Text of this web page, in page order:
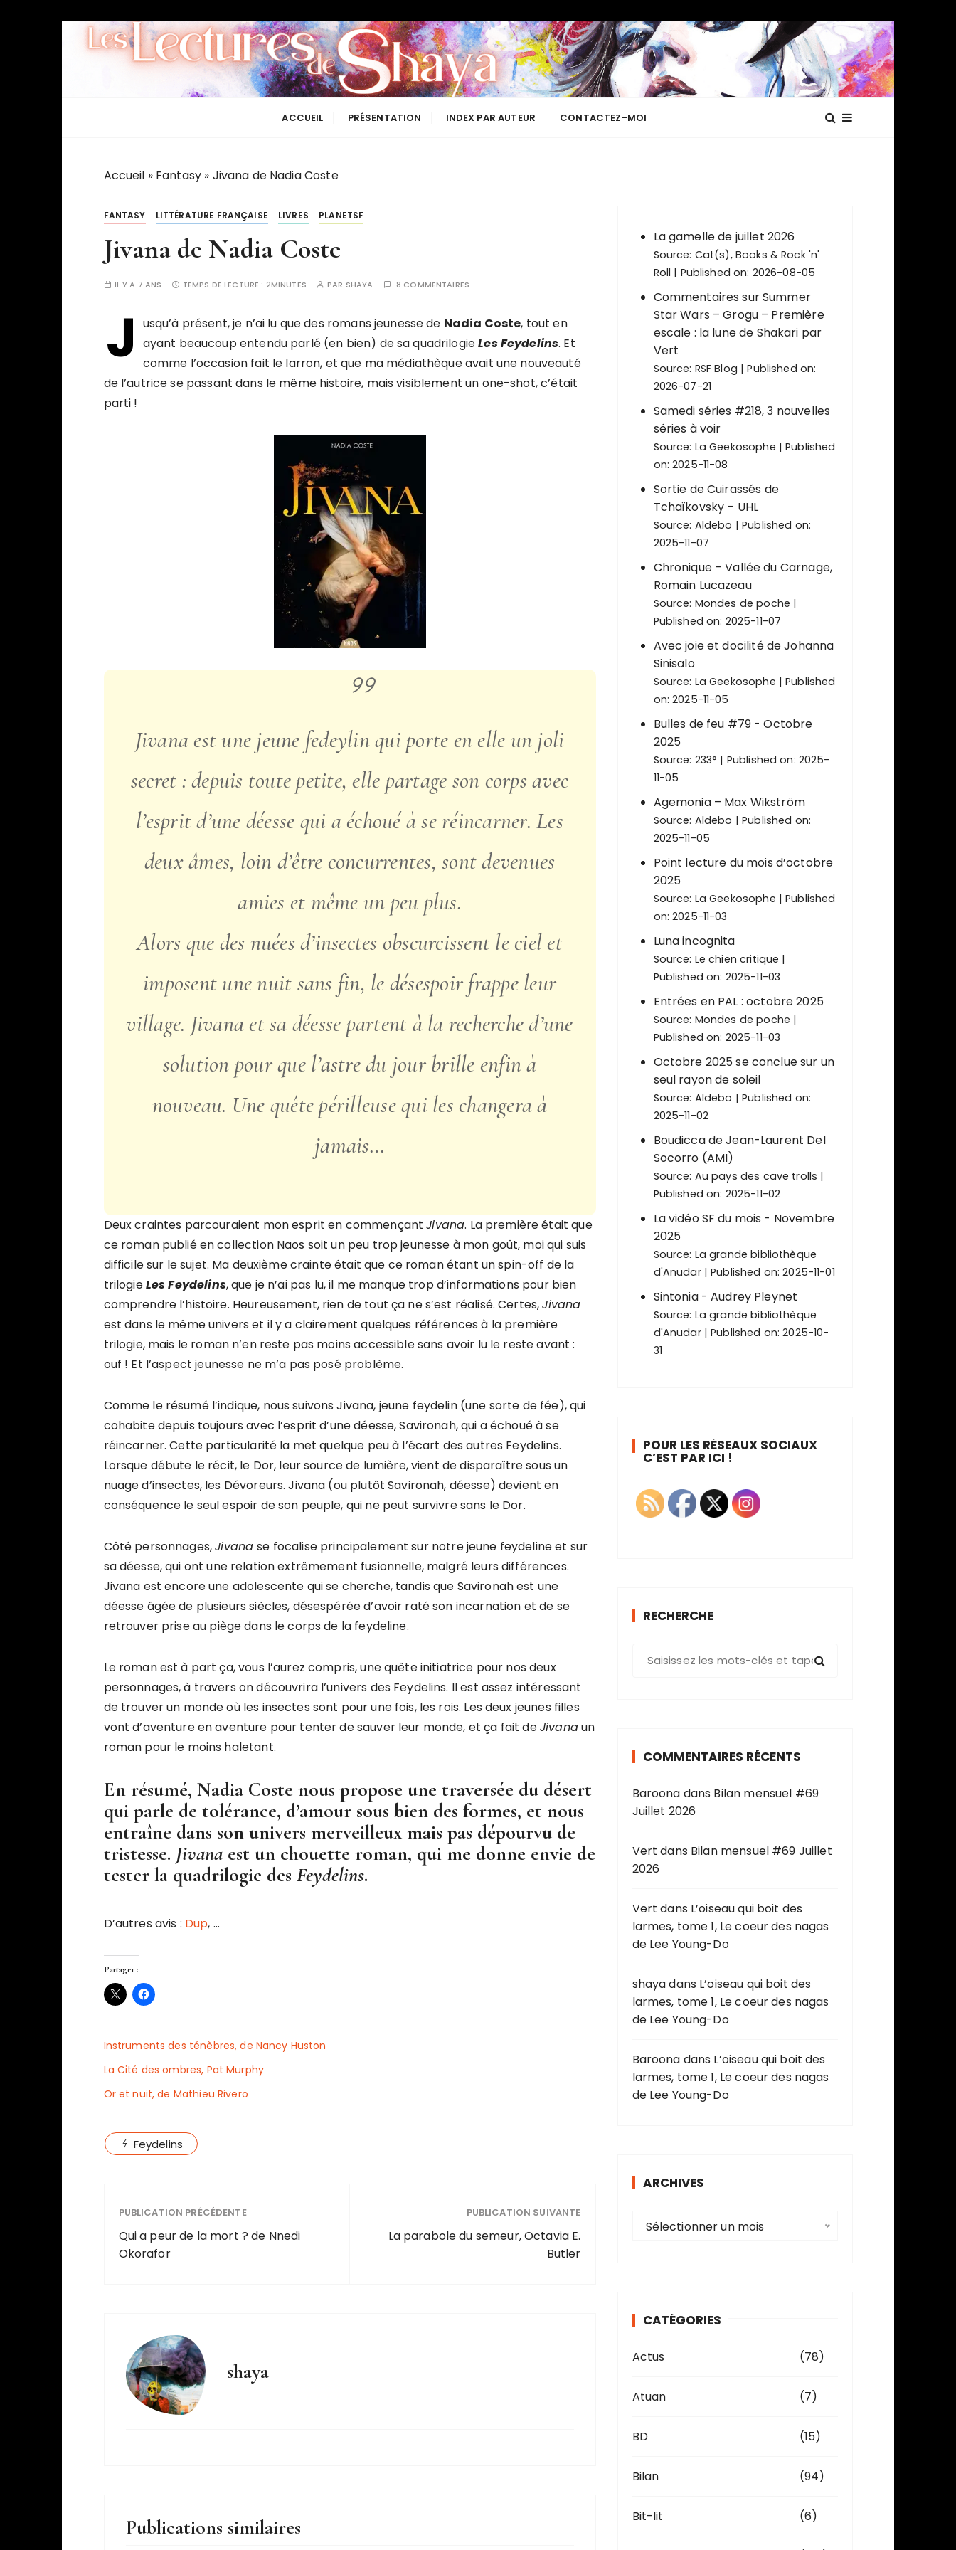
Les lectures de Shaya
ACCUEIL PRÉSENTATION INDEX PAR AUTEUR CONTACTEZ-MOI
Accueil » Fantasy » Jivana de Nadia Coste
FANTASY LITTÉRATURE FRANÇAISE LIVRES PLANETSF
Jivana de Nadia Coste
IL Y A 7 ANS TEMPS DE LECTURE : 2MINUTES PAR SHAYA 8 COMMENTAIRES
J usqu’à présent, je n’ai lu que des romans jeunesse de Nadia Coste, tout en
ayant beaucoup entendu parlé (en bien) de sa quadrilogieLes Feydelins. Et
comme l’occasion fait le larron, et que ma médiathèque avait une nouveauté
de l’autrice se passant dans le même histoire, mais visiblement un one-shot, c’était
parti !
Jivana est une jeune fedeylin qui porte en elle un joli
secret : depuis toute petite, elle partage son corps avec
l’esprit d’une déesse qui a échoué à se réincarner. Les
deux âmes, loin d’être concurrentes, sont devenues
amies et même un peu plus.
Alors que des nuées d’insectes obscurcissent le ciel et
imposent une nuit sans fin, le désespoir frappe leur
village. Jivana et sa déesse partent à la recherche d’une
solution pour que l’astre du jour brille enfin à
nouveau. Une quête périlleuse qui les changera à
jamais…
Deux craintes parcouraient mon esprit en commençantJivana. La première était que
ce roman publié en collection Naos soit un peu trop jeunesse à mon goût, moi qui suis
difficile sur le sujet. Ma deuxième crainte était que ce roman étant un spin-off de la
trilogieLes Feydelins, que je n’ai pas lu, il me manque trop d’informations pour bien
comprendre l’histoire. Heureusement, rien de tout ça ne s’est réalisé. Certes,Jivana
est dans le même univers et il y a clairement quelques références à la première
trilogie, mais le roman n’en reste pas moins accessible sans avoir lu le reste avant :
ouf ! Et l’aspect jeunesse ne m’a pas posé problème.
Comme le résumé l’indique, nous suivons Jivana, jeune feydelin (une sorte de fée), qui
cohabite depuis toujours avec l’esprit d’une déesse, Savironah, qui a échoué à se
réincarner. Cette particularité la met quelque peu à l’écart des autres Feydelins.
Lorsque débute le récit, le Dor, leur source de lumière, vient de disparaître sous un
nuage d’insectes, les Dévoreurs. Jivana (ou plutôt Savironah, déesse) devient en
conséquence le seul espoir de son peuple, qui ne peut survivre sans le Dor.
Côté personnages,Jivanase focalise principalement sur notre jeune feydeline et sur
sa déesse, qui ont une relation extrêmement fusionnelle, malgré leurs différences.
Jivana est encore une adolescente qui se cherche, tandis que Savironah est une
déesse âgée de plusieurs siècles, désespérée d’avoir raté son incarnation et de se
retrouver prise au piège dans le corps de la feydeline.
Le roman est à part ça, vous l’aurez compris, une quête initiatrice pour nos deux
personnages, à travers on découvrira l’univers des Feydelins. Il est assez intéressant
de trouver un monde où les insectes sont pour une fois, les rois. Les deux jeunes filles
vont d’aventure en aventure pour tenter de sauver leur monde, et ça fait deJivanaun
roman pour le moins haletant.
En résumé, Nadia Coste nous propose une traversée du désert
qui parle de tolérance, d’amour sous bien des formes, et nous
entraîne dans son univers merveilleux mais pas dépourvu de
tristesse. Jivanaest un chouette roman, qui me donne envie de
tester la quadrilogie des Feydelins.
D’autres avis : Dup, …
Partager :
Instruments des ténèbres, de Nancy Huston
La Cité des ombres, Pat Murphy
Or et nuit, de Mathieu Rivero
Feydelins
PUBLICATION PRÉCÉDENTE
Qui a peur de la mort ? de Nnedi
Okorafor
PUBLICATION SUIVANTE
La parabole du semeur, Octavia E.
Butler
shaya
Publications similaires
La gamelle de juillet 2026
Source: Cat(s), Books & Rock 'n'
Roll
Published on: 2026-08-05
Commentaires sur Summer
Star Wars – Grogu – Première
escale : la lune de Shakari par
Vert
Source: RSF Blog
Published on:
2026-07-21
Samedi séries #218, 3 nouvelles
séries à voir
Source: La Geekosophe
Published
on: 2025-11-08
Sortie de Cuirassés de
Tchaïkovsky – UHL
Source: Aldebo
Published on:
2025-11-07
Chronique – Vallée du Carnage,
Romain Lucazeau
Source: Mondes de poche
Published on: 2025-11-07
Avec joie et docilité de Johanna
Sinisalo
Source: La Geekosophe
Published
on: 2025-11-05
Bulles de feu #79 - Octobre
2025
Source: 233°
Published on: 2025-
11-05
Agemonia – Max Wikström
Source: Aldebo
Published on:
2025-11-05
Point lecture du mois d’octobre
2025
Source: La Geekosophe
Published
on: 2025-11-03
Luna incognita
Source: Le chien critique
Published on: 2025-11-03
Entrées en PAL : octobre 2025
Source: Mondes de poche
Published on: 2025-11-03
Octobre 2025 se conclue sur un
seul rayon de soleil
Source: Aldebo
Published on:
2025-11-02
Boudicca de Jean-Laurent Del
Socorro (AMI)
Source: Au pays des cave trolls
Published on: 2025-11-02
La vidéo SF du mois - Novembre
2025
Source: La grande bibliothèque
d'Anudar
Published on: 2025-11-01
Sintonia - Audrey Pleynet
Source: La grande bibliothèque
d'Anudar
Published on: 2025-10-
31
POUR LES RÉSEAUX SOCIAUX
C’EST PAR ICI !
RECHERCHE
e
p
u
r
:
COMMENTAIRES RÉCENTS
Baroona dans Bilan mensuel #69
Juillet 2026
Vert dans Bilan mensuel #69 Juillet
2026
Vert dans L’oiseau qui boit des
larmes, tome 1, Le coeur des nagas
de Lee Young-Do
shayadans L’oiseau qui boit des
larmes, tome 1, Le coeur des nagas
de Lee Young-Do
Baroona dans L’oiseau qui boit des
larmes, tome 1, Le coeur des nagas
de Lee Young-Do
ARCHIVES
e
Sélectionner un mois
CATÉGORIES
Actus (78)
Atuan (7)
BD (15)
Bilan (94)
Bit-lit (6)